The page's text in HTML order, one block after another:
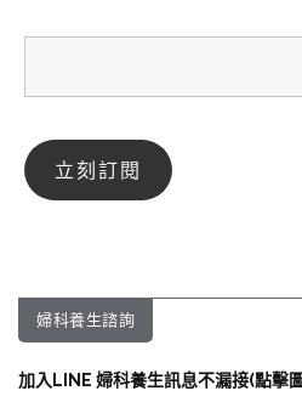
婦科養生諮詢
加入LINE 婦科養生訊息不漏接(點擊